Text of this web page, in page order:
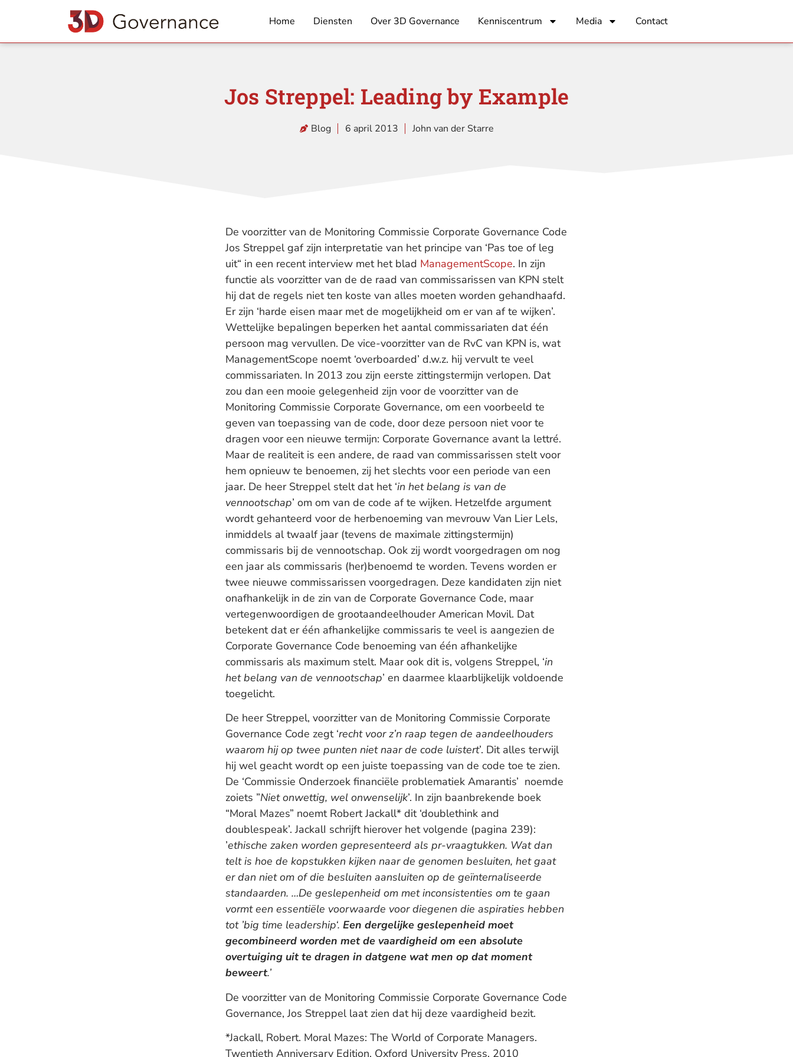
Home Diensten Over 3D Governance Kenniscentrum Media Contact
Jos Streppel: Leading by Example
Blog 6 april 2013 John van der Starre
De voorzitter van de Monitoring Commissie Corporate Governance Code
Jos Streppel gaf zijn interpretatie van het principe van ‘Pas toe of leg
uit“ in een recent interview met het blad ManagementScope. In zijn
functie als voorzitter van de de raad van commissarissen van KPN stelt
hij dat de regels niet ten koste van alles moeten worden gehandhaafd.
Er zijn ‘harde eisen maar met de mogelijkheid om er van af te wijken’.
Wettelijke bepalingen beperken het aantal commissariaten dat één
persoon mag vervullen. De vice-voorzitter van de RvC van KPN is, wat
ManagementScope noemt ‘overboarded’ d.w.z. hij vervult te veel
commissariaten. In 2013 zou zijn eerste zittingstermijn verlopen. Dat
zou dan een mooie gelegenheid zijn voor de voorzitter van de
Monitoring Commissie Corporate Governance, om een voorbeeld te
geven van toepassing van de code, door deze persoon niet voor te
dragen voor een nieuwe termijn: Corporate Governance avant la lettré.
Maar de realiteit is een andere, de raad van commissarissen stelt voor
hem opnieuw te benoemen, zij het slechts voor een periode van een
jaar. De heer Streppel stelt dat het ‘in het belang is van de
vennootschap’ om om van de code af te wijken. Hetzelfde argument
wordt gehanteerd voor de herbenoeming van mevrouw Van Lier Lels,
inmiddels al twaalf jaar (tevens de maximale zittingstermijn)
commissaris bij de vennootschap. Ook zij wordt voorgedragen om nog
een jaar als commissaris (her)benoemd te worden. Tevens worden er
twee nieuwe commissarissen voorgedragen. Deze kandidaten zijn niet
onafhankelijk in de zin van de Corporate Governance Code, maar
vertegenwoordigen de grootaandeelhouder American Movil. Dat
betekent dat er één afhankelijke commissaris te veel is aangezien de
Corporate Governance Code benoeming van één afhankelijke
commissaris als maximum stelt. Maar ook dit is, volgens Streppel, ‘in
het belang van de vennootschap’ en daarmee klaarblijkelijk voldoende
toegelicht.
De heer Streppel, voorzitter van de Monitoring Commissie Corporate
Governance Code zegt ‘recht voor z’n raap tegen de aandeelhouders
waarom hij op twee punten niet naar de code luistert’. Dit alles terwijl
hij wel geacht wordt op een juiste toepassing van de code toe te zien.
De ‘Commissie Onderzoek financiële problematiek Amarantis’ noemde
zoiets ”Niet onwettig, wel onwenselijk’. In zijn baanbrekende boek
“Moral Mazes” noemt Robert Jackall* dit ‘doublethink and
doublespeak’. JackalI schrijft hierover het volgende (pagina 239):
’ethische zaken worden gepresenteerd als pr-vraagtukken. Wat dan
telt is hoe de kopstukken kijken naar de genomen besluiten, het gaat
er dan niet om of die besluiten aansluiten op de geïnternaliseerde
standaarden. …De geslepenheid om met inconsistenties om te gaan
vormt een essentiële voorwaarde voor diegenen die aspiraties hebben
tot ’big time leadership‘. Een dergelijke geslepenheid moet
gecombineerd worden met de vaardigheid om een absolute
overtuiging uit te dragen in datgene wat men op dat moment
beweert.’
De voorzitter van de Monitoring Commissie Corporate Governance Code
Governance, Jos Streppel laat zien dat hij deze vaardigheid bezit.
*Jackall, Robert. Moral Mazes: The World of Corporate Managers.
Twentieth Anniversary Edition. Oxford University Press, 2010